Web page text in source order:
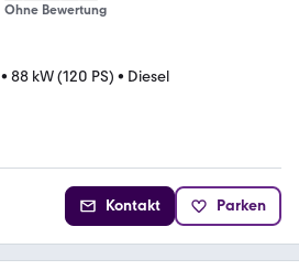
Ohne Bewertung
• 88 kW (120 PS) • Diesel
Kontakt Parken